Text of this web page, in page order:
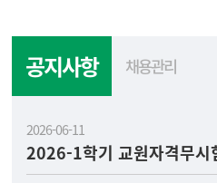
공지사항 채용관리
2026-06-11
2026-1학기 교원자격무시